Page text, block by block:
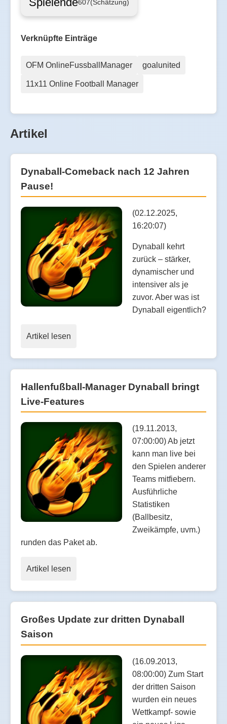
607(Schätzung)
Verknüpfte Einträge
OFM OnlineFussballManager goalunited
11x11 Online Football Manager
Artikel
Dynaball-Comeback nach 12 Jahren
Pause!
(02.12.2025,
16:20:07)
Dynaball kehrt
zurück – stärker,
dynamischer und
intensiver als je
zuvor. Aber was ist
Dynaball eigentlich?
Artikel lesen
Hallenfußball-Manager Dynaball bringt
Live-Features
(19.11.2013,
07:00:00) Ab jetzt
kann man live bei
den Spielen anderer
Teams mitfiebern.
Ausführliche
Statistiken
(Ballbesitz,
Zweikämpfe, uvm.)
runden das Paket ab.
Artikel lesen
Großes Update zur dritten Dynaball
Saison
(16.09.2013,
08:00:00) Zum Start
der dritten Saison
wurden ein neues
Wettkampf- sowie